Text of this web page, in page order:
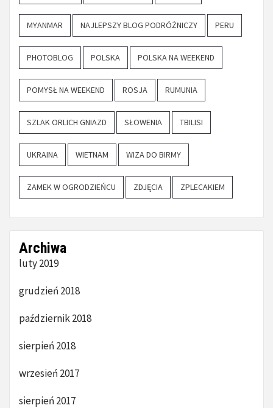
MYANMAR NAJLEPSZY BLOG PODRÓŻNICZY PERU
PHOTOBLOG POLSKA POLSKA NA WEEKEND
POMYSŁ NA WEEKEND ROSJA RUMUNIA
SZLAK ORLICH GNIAZD SŁOWENIA TBILISI
UKRAINA WIETNAM WIZA DO BIRMY
ZAMEK W OGRODZIEŃCU ZDJĘCIA ZPLECAKIEM
Archiwa
luty 2019
grudzień 2018
październik 2018
sierpień 2018
wrzesień 2017
sierpień 2017